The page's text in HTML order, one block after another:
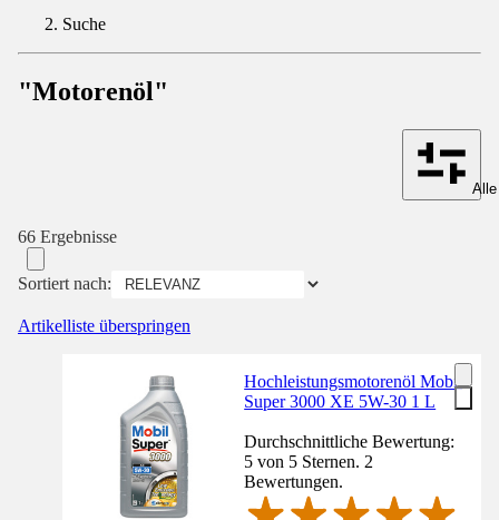
Suche
"Motorenöl"
66 Ergebnisse
Sortiert nach:
Artikelliste überspringen
Hochleistungsmotorenöl Mobil
Super 3000 XE 5W-30 1 L
Durchschnittliche Bewertung:
5 von 5 Sternen. 2
Bewertungen.